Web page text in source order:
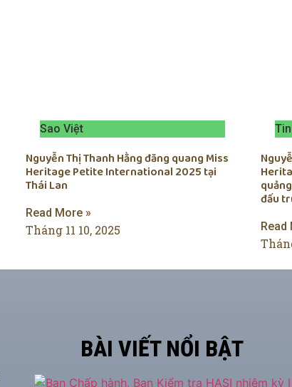
Sao Việt
Nguyễn Thị Thanh Hằng đăng quang Miss
Heritage Petite International 2025 tại
Thái Lan
Read More »
Tháng 11 10, 2025
đấu
Read
BÀI VIẾT NỔI BẬT